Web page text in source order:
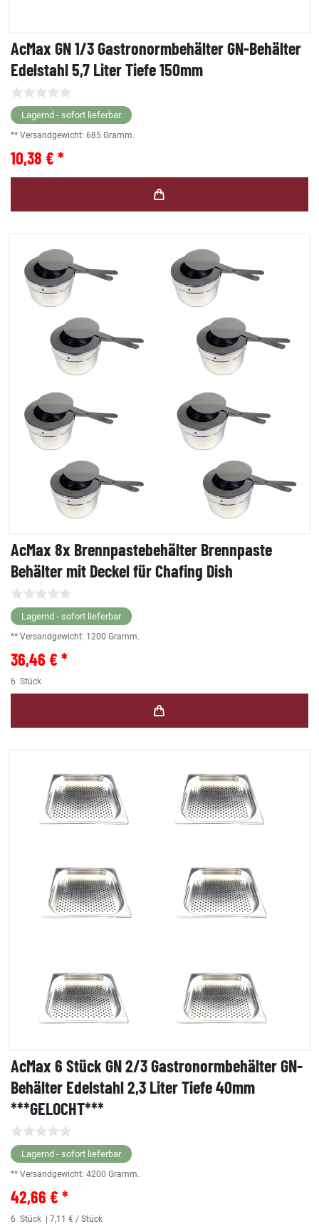
AcMax GN 1/3 Gastronormbehälter GN-Behälter
Edelstahl 5,7 Liter Tiefe 150mm
Lagernd - sofort lieferbar
** Versandgewicht: 685 Gramm.
10,38 € *
AcMax 8x Brennpastebehälter Brennpaste
Behälter mit Deckel für Chafing Dish
Lagernd - sofort lieferbar
** Versandgewicht: 1200 Gramm.
36,46 € *
6 Stück
AcMax 6 Stück GN 2/3 Gastronormbehälter GN-
Behälter Edelstahl 2,3 Liter Tiefe 40mm
***GELOCHT***
Lagernd - sofort lieferbar
** Versandgewicht: 4200 Gramm.
42,66 € *
6 Stück | 7,11 € / Stück